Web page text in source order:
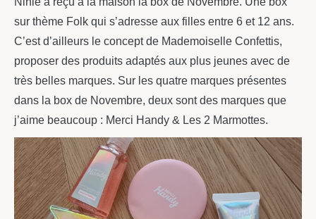
sur thème Folk qui s’adresse aux filles entre 6 et 12 ans.
C’est d’ailleurs le concept de Mademoiselle Confettis,
proposer des produits adaptés aux plus jeunes avec de
très belles marques. Sur les quatre marques présentes
dans la box de Novembre, deux sont des marques que
j’aime beaucoup : Merci Handy & Les 2 Marmottes.